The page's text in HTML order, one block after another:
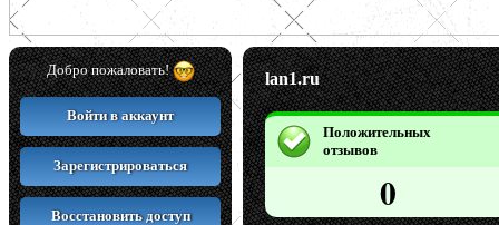
Добро пожаловать!
Войти в аккаунт
Зарегистрироваться
Восстановить доступ
lan1.ru
Положительных
отзывов
0